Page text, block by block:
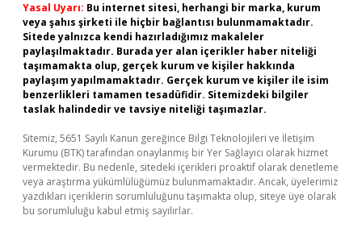
Yasal Uyarı: Bu internet sitesi, herhangi bir marka, kurum
veya şahıs şirketi ile hiçbir bağlantısı bulunmamaktadır.
Sitede yalnızca kendi hazırladığımız makaleler
paylaşılmaktadır. Burada yer alan içerikler haber niteliği
taşımamakta olup, gerçek kurum ve kişiler hakkında
paylaşım yapılmamaktadır. Gerçek kurum ve kişiler ile isim
benzerlikleri tamamen tesadüfidir. Sitemizdeki bilgiler
taslak halindedir ve tavsiye niteliği taşımazlar.
Sitemiz, 5651 Sayılı Kanun gereğince Bilgi Teknolojileri ve İletişim
Kurumu (BTK) tarafından onaylanmış bir Yer Sağlayıcı olarak hizmet
vermektedir. Bu nedenle, sitedeki içerikleri proaktif olarak denetleme
veya araştırma yükümlülüğümüz bulunmamaktadır. Ancak, üyelerimiz
yazdıkları içeriklerin sorumluluğunu taşımakta olup, siteye üye olarak
bu sorumluluğu kabul etmiş sayılırlar.